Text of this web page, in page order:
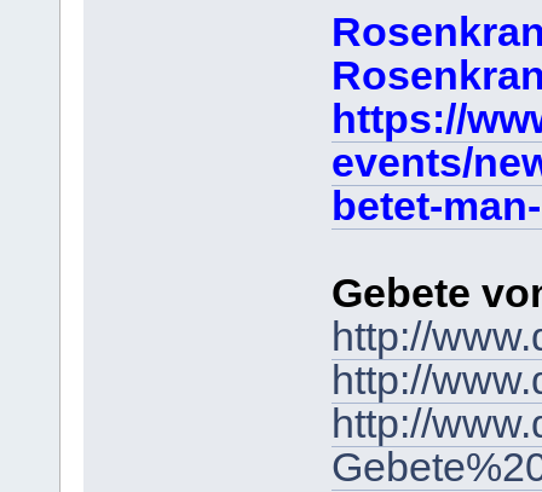
https://
events/
betet-
Gebete
http://
http://
http://